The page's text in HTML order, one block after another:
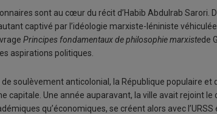
sont au cœur du récit d’Habib Abdulrab Sarori.
captivé par l’idéologie marxiste-léniniste
Principes fondamentaux de philosophie marxistede
aspirations politiques.
soulèvement anticolonial, la République populaire et
capitale. Une année auparavant, la ville avait rejoint le
qu’économiques, se créent alors avec l’URSS